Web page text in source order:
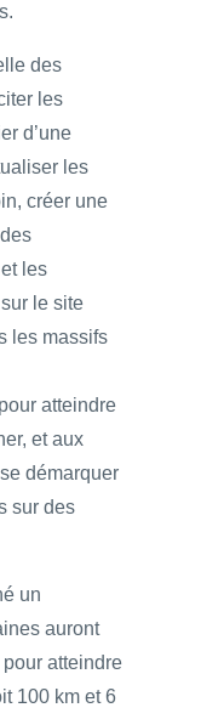
des
les
d’une
les
créer une
les
le site
les massifs
atteindre
et aux
démarquer
sur des
un
auront
atteindre
100 km et 6